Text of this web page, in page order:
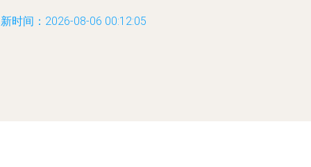
时间：2026-08-06 00:12:05